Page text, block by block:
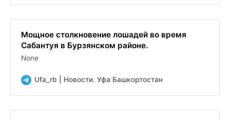
Мощное столкновение лошадей во время
Сабантуя в Бурзянском районе.
None
Ufa_rb | Новости. Уфа Башкортостан